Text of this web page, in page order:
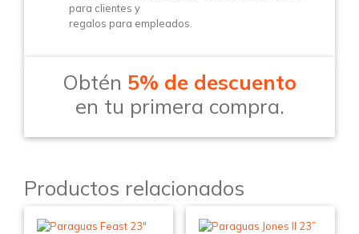
para clientes y
regalos para empleados.
Obtén 5% de descuento
en tu primera compra.
Productos relacionados